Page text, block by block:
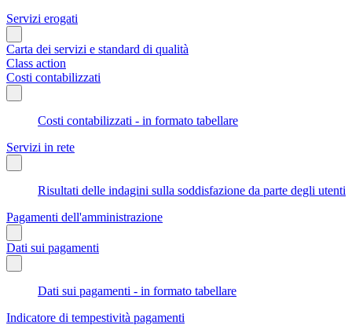
Servizi erogati
Carta dei servizi e standard di qualità
Class action
Costi contabilizzati
Costi contabilizzati - in formato tabellare
Servizi in rete
Risultati delle indagini sulla soddisfazione da parte degli utenti
Pagamenti dell'amministrazione
Dati sui pagamenti
Dati sui pagamenti - in formato tabellare
Indicatore di tempestività pagamenti